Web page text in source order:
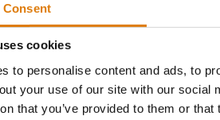
Consent
cookies
to personalise content and ads, to
your use of our site with our
that you’ve provided to them or
und Sicherheit
Beratung, Fertigung, Montage
sowie die Modernisierung
stehen Varianten wie